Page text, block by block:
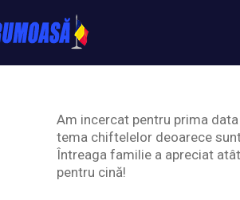
Am incercat pentru prima
tema chiftelelor deoarece
Întreaga familie a apreciat
pentru cină!